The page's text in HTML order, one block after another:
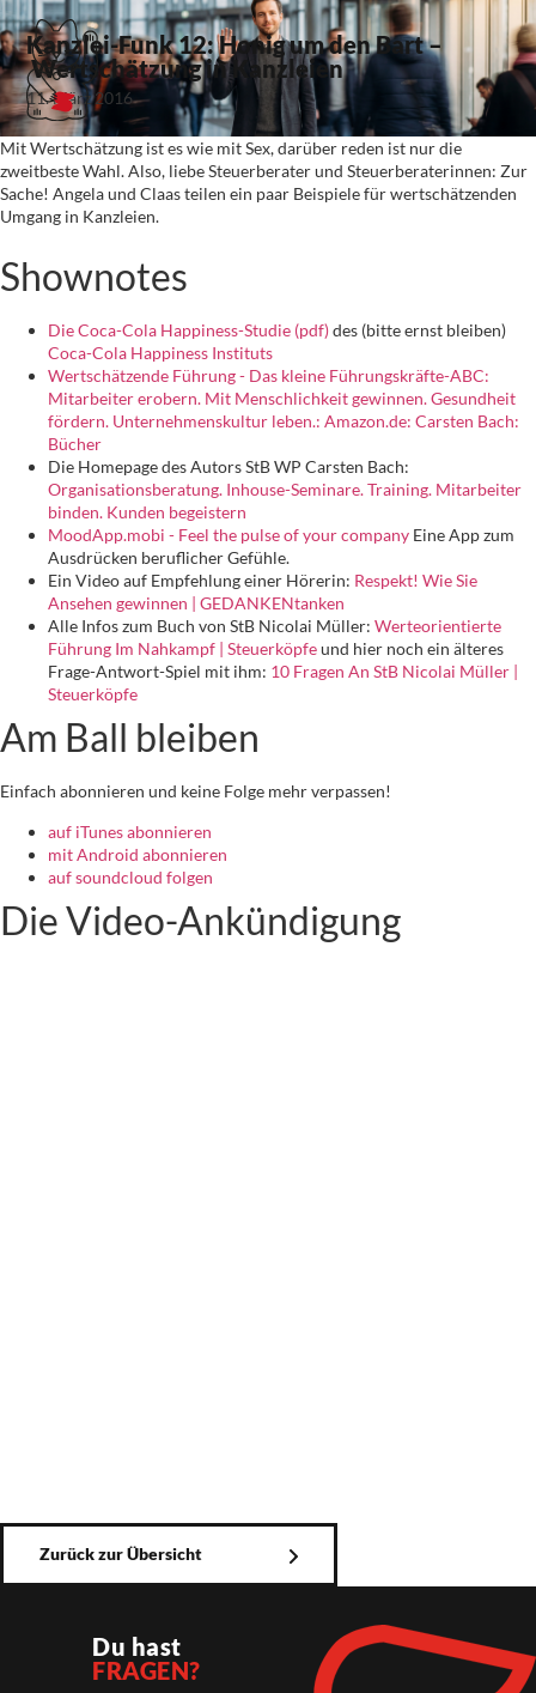
Kanzlei-Funk 12: Honig um den Bart –
Wertschätzung in Kanzleien
11. März 2016
Mit Wertschätzung ist es wie mit Sex, darüber reden ist nur die
zweitbeste Wahl. Also, liebe Steuerberater und Steuerberaterinnen: Zur
Sache! Angela und Claas teilen ein paar Beispiele für wertschätzenden
Umgang in Kanzleien.
Shownotes
‎Die Coca-Cola Happiness-Studie (pdf)des (bitte ernst bleiben)
Coca-Cola Happiness Instituts
Wertschätzende Führung - Das kleine Führungskräfte-ABC:
Mitarbeiter erobern. Mit Menschlichkeit gewinnen. Gesundheit
fördern. Unternehmenskultur leben.: Amazon.de: Carsten Bach:
Bücher
Die Homepage des Autors StB WP Carsten Bach:
Organisationsberatung. Inhouse-Seminare. Training. Mitarbeiter
binden. Kunden begeistern
MoodApp.mobi - Feel the pulse of your company Eine App zum
Ausdrücken beruflicher Gefühle.
Ein Video auf Empfehlung einer Hörerin: Respekt! Wie Sie
Ansehen gewinnen | GEDANKENtanken
Alle Infos zum Buch von StB Nicolai Müller: Werteorientierte
Führung Im Nahkampf | Steuerköpfeund hier noch ein älteres
Frage-Antwort-Spiel mit ihm: 10 Fragen An StB Nicolai Müller |
Steuerköpfe
Am Ball bleiben
Einfach abonnieren und keine Folge mehr verpassen!
auf iTunes abonnieren
mit Android abonnieren
auf soundcloud folgen
Die Video-Ankündigung
Zurück zur Übersicht
Du hast
FRAGEN?